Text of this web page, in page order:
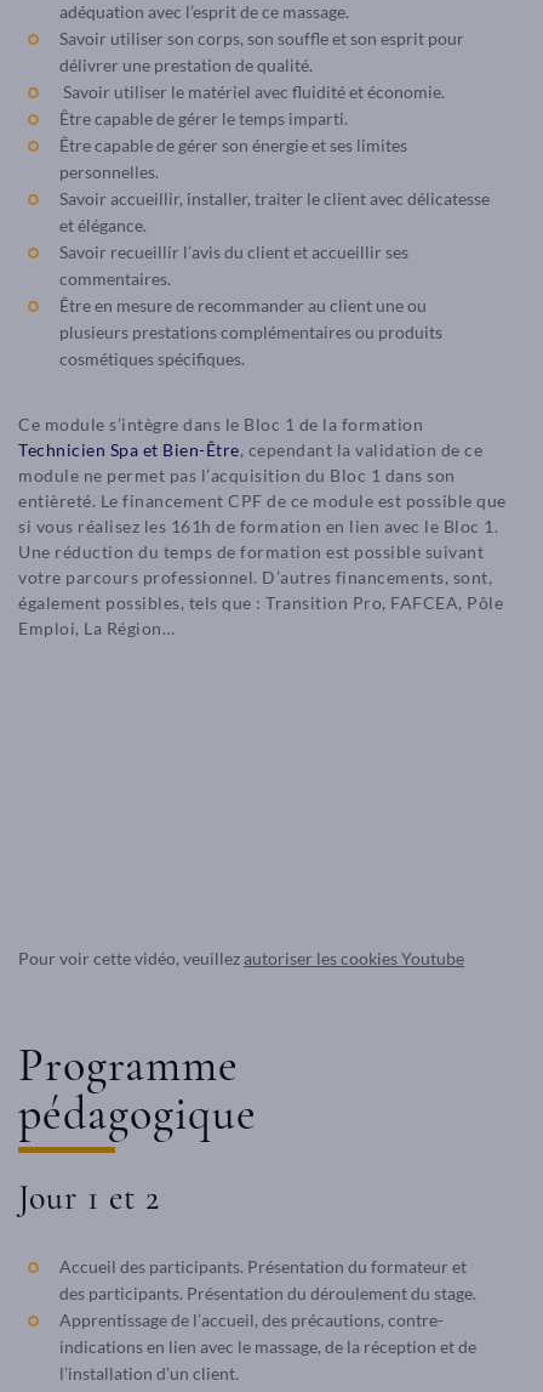
adéquation avec l’esprit de ce massage.
Savoir utiliser son corps, son souffle et son esprit pour
délivrer une prestation de qualité.
Savoir utiliser le matériel avec fluidité et économie.
Être capable de gérer le temps imparti.
Être capable de gérer son énergie et ses limites
personnelles.
Savoir accueillir, installer, traiter le client avec délicatesse
et élégance.
Savoir recueillir l’avis du client et accueillir ses
commentaires.
Être en mesure de recommander au client une ou
plusieurs prestations complémentaires ou produits
cosmétiques spécifiques.
Ce module s’intègre dans le Bloc 1 de la formation
Technicien Spa et Bien-Être, cependant la validation de ce
module ne permet pas l’acquisition du Bloc 1 dans son
entièreté. Le financement CPF de ce module est possible que
si vous réalisez les 161h de formation en lien avec le Bloc 1.
Une réduction du temps de formation est possible suivant
votre parcours professionnel. D’autres financements, sont,
également possibles, tels que : Transition Pro, FAFCEA, Pôle
Emploi, La Région…
Pour voir cette vidéo, veuillezautoriser les cookies Youtube
Programme
pédagogique
Jour 1 et 2
Accueil des participants. Présentation du formateur et
des participants. Présentation du déroulement du stage.
Apprentissage de l’accueil, des précautions, contre-
indications en lien avec le massage, de la réception et de
l’installation d’un client.